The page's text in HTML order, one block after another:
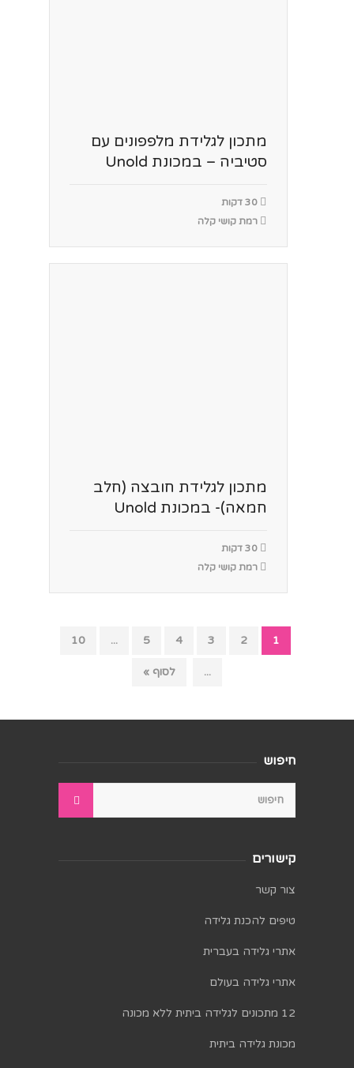
מתכון לגלידת מלפפונים עם
סטיביה – במכונת Unold
30 דקות
רמת קושי קלה
מתכון לגלידת חובצה (חלב
חמאה)- במכונת Unold
30 דקות
רמת קושי קלה
1
2
3
4
5
...
10
... לסוף »
חיפוש
קישורים
צור קשר
טיפים להכנת גלידה
אתרי גלידה בעברית
אתרי גלידה בעולם
12 מתכונים לגלידה ביתית ללא מכונה
מכונת גלידה ביתית